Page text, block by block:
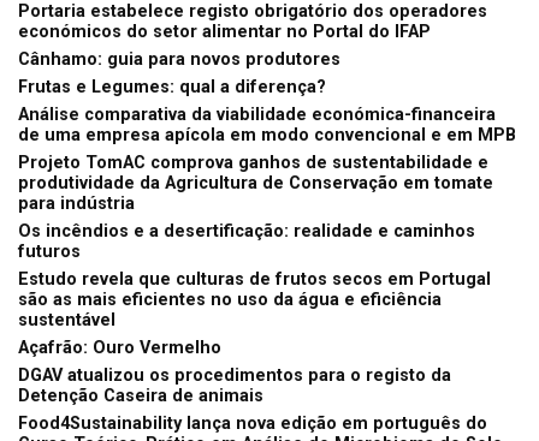
Portaria estabelece registo obrigatório dos operadores
económicos do setor alimentar no Portal do IFAP
Cânhamo: guia para novos produtores
Frutas e Legumes: qual a diferença?
Análise comparativa da viabilidade económica-financeira
de uma empresa apícola em modo convencional e em MPB
Projeto TomAC comprova ganhos de sustentabilidade e
produtividade da Agricultura de Conservação em tomate
para indústria
Os incêndios e a desertificação: realidade e caminhos
futuros
Estudo revela que culturas de frutos secos em Portugal
são as mais eficientes no uso da água e eficiência
sustentável
Açafrão: Ouro Vermelho
DGAV atualizou os procedimentos para o registo da
Detenção Caseira de animais
Food4Sustainability lança nova edição em português do